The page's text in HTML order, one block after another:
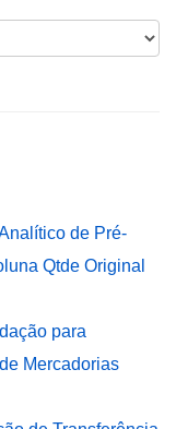
de Pré-
Qtde Original
para
Mercadorias